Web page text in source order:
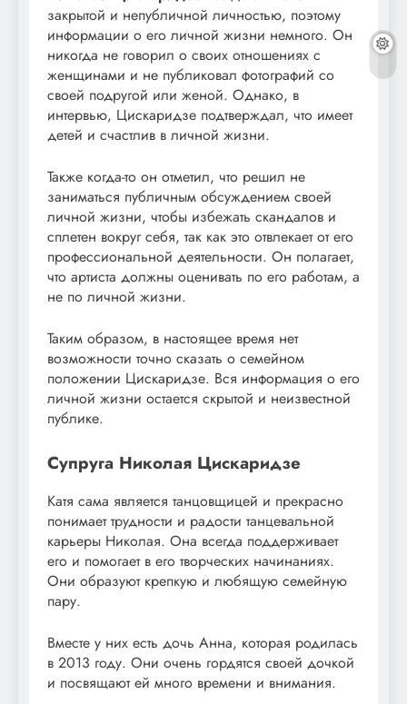
закрытой и непубличной личностью, поэтому
информации о его личной жизни немного. Он
никогда не говорил о своих отношениях с
женщинами и не публиковал фотографий со
своей подругой или женой. Однако, в
интервью, Цискаридзе подтверждал, что имеет
детей и счастлив в личной жизни.
Также когда-то он отметил, что решил не
заниматься публичным обсуждением своей
личной жизни, чтобы избежать скандалов и
сплетен вокруг себя, так как это отвлекает от его
профессиональной деятельности. Он полагает,
что артиста должны оценивать по его работам, а
не по личной жизни.
Таким образом, в настоящее время нет
возможности точно сказать о семейном
положении Цискаридзе. Вся информация о его
личной жизни остается скрытой и неизвестной
публике.
Супруга Николая Цискаридзе
Катя сама является танцовщицей и прекрасно
понимает трудности и радости танцевальной
карьеры Николая. Она всегда поддерживает
его и помогает в его творческих начинаниях.
Они образуют крепкую и любящую семейную
пару.
Вместе у них есть дочь Анна, которая родилась
в 2013 году. Они очень гордятся своей дочкой
и посвящают ей много времени и внимания.